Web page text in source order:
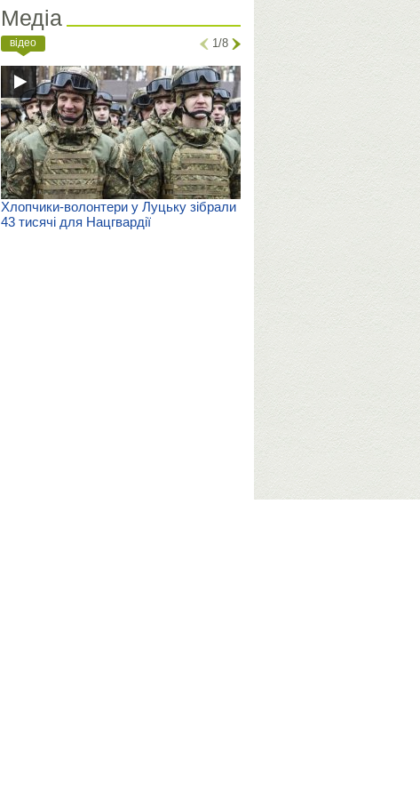
Медіа
відео 1/8
Хлопчики-волонтери у Луцьку зібрали
43 тисячі для Нацгвардії